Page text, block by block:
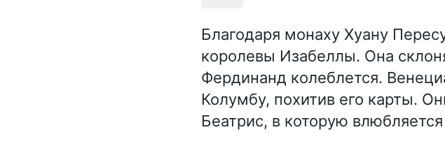
Благодаря монаху Хуану
королевы Изабеллы. Она
Фердинанд колеблется.
Колумбу, похитив его карты.
Беатрис, в которую